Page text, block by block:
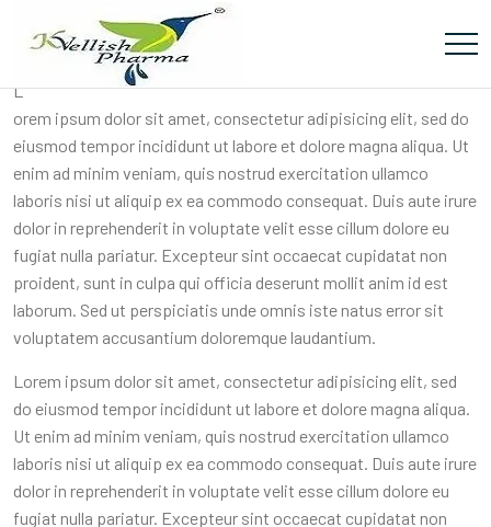
Museum Architecture
L
orem ipsum dolor sit amet, consectetur adipisicing elit, sed do
eiusmod tempor incididunt ut labore et dolore magna aliqua. Ut
enim ad minim veniam, quis nostrud exercitation ullamco
laboris nisi ut aliquip ex ea commodo consequat. Duis aute irure
dolor in reprehenderit in voluptate velit esse cillum dolore eu
fugiat nulla pariatur. Excepteur sint occaecat cupidatat non
proident, sunt in culpa qui officia deserunt mollit anim id est
laborum. Sed ut perspiciatis unde omnis iste natus error sit
voluptatem accusantium doloremque laudantium.
Lorem ipsum dolor sit amet, consectetur adipisicing elit, sed
do eiusmod tempor incididunt ut labore et dolore magna aliqua.
Ut enim ad minim veniam, quis nostrud exercitation ullamco
laboris nisi ut aliquip ex ea commodo consequat. Duis aute irure
dolor in reprehenderit in voluptate velit esse cillum dolore eu
fugiat nulla pariatur. Excepteur sint occaecat cupidatat non